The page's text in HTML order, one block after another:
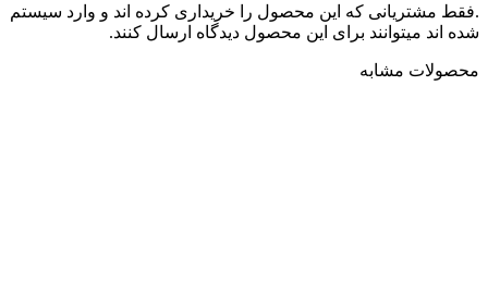
.فقط مشتریانی که این محصول را خریداری کرده اند و وارد سیستم
شده اند میتوانند برای این محصول دیدگاه ارسال کنند.
محصولات مشابه